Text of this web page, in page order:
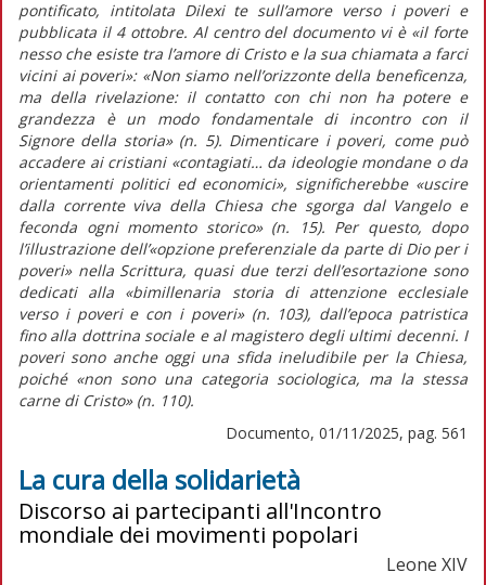
pontificato, intitolataDilexi te sull’amore verso i poveri e
pubblicata il 4 ottobre. Al centro del documento vi è«il forte
nesso che esiste tra l’amore di Cristo e la sua chiamata a farci
vicini ai poveri»:«Non siamo nell’orizzonte della beneficenza,
ma della rivelazione: il contatto con chi non ha potere e
grandezza è un modo fondamentale di incontro con il
Signore della storia» (n. 5). Dimenticare i poveri, come può
accadere ai cristiani«contagiati… da ideologie mondane o da
orientamenti politici ed economici», significherebbe«uscire
dalla corrente viva della Chiesa che sgorga dal Vangelo e
feconda ogni momento storico» (n. 15). Per questo, dopo
l’illustrazione dell’«opzione preferenziale da parte di Dio per i
poveri» nella Scrittura, quasi due terzi dell’esortazione sono
dedicati alla «bimillenaria storia di attenzione ecclesiale
verso i poveri e con i poveri» (n. 103), dall’epoca patristica
fino alla dottrina sociale e al magistero degli ultimi decenni. I
poveri sono anche oggi una sfida ineludibile per la Chiesa,
poiché«non sono una categoria sociologica, ma la stessa
carne di Cristo» (n. 110).
Documento, 01/11/2025, pag. 561
La cura della solidarietà
Discorso ai partecipanti all'Incontro
mondiale dei movimenti popolari
Leone XIV